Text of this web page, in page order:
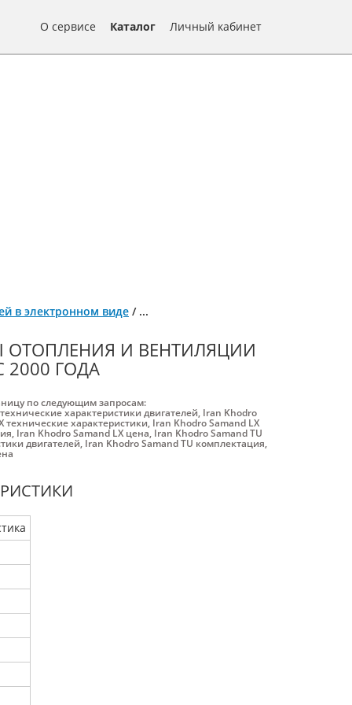
О сервисе Каталог Личный кабинет
в электронном виде / ...
ОТОПЛЕНИЯ И ВЕНТИЛЯЦИИ
2000 ГОДА
по следующим запросам:
характеристики двигателей, Iran Khodro
технические характеристики, Iran Khodro Samand LX
, Iran Khodro Samand LX цена, Iran Khodro Samand TU
двигателей, Iran Khodro Samand TU комплектация,